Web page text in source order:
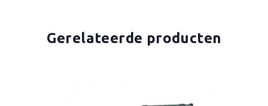
Gerelateerde producten